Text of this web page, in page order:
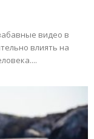
видео в
влиять на